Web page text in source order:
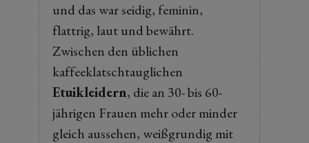
und das war seidig, feminin,
flattrig, laut und bewährt.
Zwischen den üblichen
kaffeeklatschtauglichen
Etuikleidern, die an 30- bis 60-
jährigen Frauen mehr oder minder
gleich aussehen, weißgrundig mit